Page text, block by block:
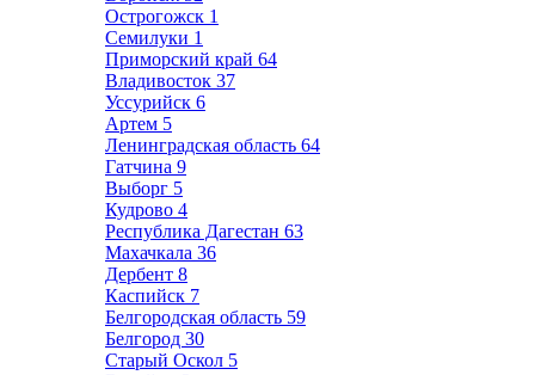
Острогожск 1
Семилуки 1
Приморский край 64
Владивосток 37
Уссурийск 6
Артем 5
Ленинградская область 64
Гатчина 9
Выборг 5
Кудрово 4
Республика Дагестан 63
Махачкала 36
Дербент 8
Каспийск 7
Белгородская область 59
Белгород 30
Старый Оскол 5